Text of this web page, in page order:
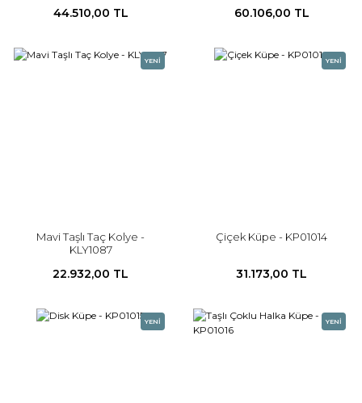
44.510,00 TL 60.106,00 TL
YENİ
Mavi Taşlı Taç Kolye -
KLY1087
22.932,00 TL
YENİ
Çiçek Küpe - KP01014
31.173,00 TL
YENİ YENİ